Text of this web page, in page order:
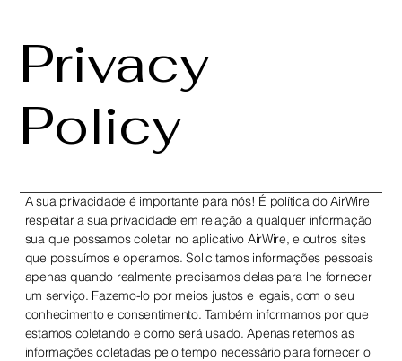
Privacy
Policy
A sua privacidade é importante para nós! É política do AirWire
respeitar a sua privacidade em relação a qualquer informação
sua que possamos coletar no aplicativo AirWire, e outros sites
que possuímos e operamos. Solicitamos informações pessoais
apenas quando realmente precisamos delas para lhe fornecer
um serviço. Fazemo-lo por meios justos e legais, com o seu
conhecimento e consentimento. Também informamos por que
estamos coletando e como será usado. Apenas retemos as
informações coletadas pelo tempo necessário para fornecer o